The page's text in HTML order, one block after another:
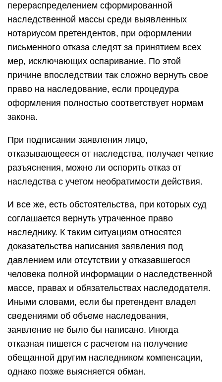
перераспределением сформированной
наследственной массы среди выявленных
нотариусом претендентов, при оформлении
письменного отказа следят за принятием всех
мер, исключающих оспаривание. По этой
причине впоследствии так сложно вернуть свое
право на наследование, если процедура
оформления полностью соответствует нормам
закона.
При подписании заявления лицо,
отказывающееся от наследства, получает четкие
разъяснения, можно ли оспорить отказ от
наследства с учетом необратимости действия.
И все же, есть обстоятельства, при которых суд
соглашается вернуть утраченное право
наследнику. К таким ситуациям относятся
доказательства написания заявления под
давлением или отсутствии у отказавшегося
человека полной информации о наследственной
массе, правах и обязательствах наследодателя.
Иными словами, если бы претендент владел
сведениями об объеме наследования,
заявление не было бы написано. Иногда
отказная пишется с расчетом на получение
обещанной другим наследником компенсации,
однако позже выясняется обман.